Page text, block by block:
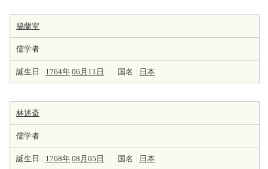
脇蘭室
儒学者
誕生日 : 1764年 06月11日 国名 : 日本
林述斎
儒学者
誕生日 : 1768年 08月05日 国名 : 日本